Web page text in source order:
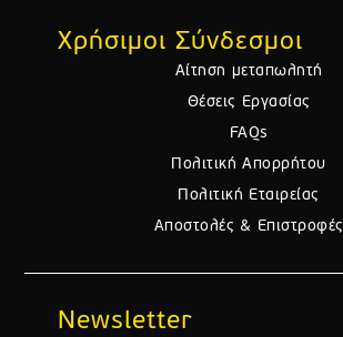
Χρήσιμοι Σύνδεσμοι
Αίτηση μεταπωλητή
Θέσεις Εργασίας
FAQs
Πολιτική Απορρήτου
Πολιτική Εταιρείας
Αποστολές & Επιστροφές
Newsletter